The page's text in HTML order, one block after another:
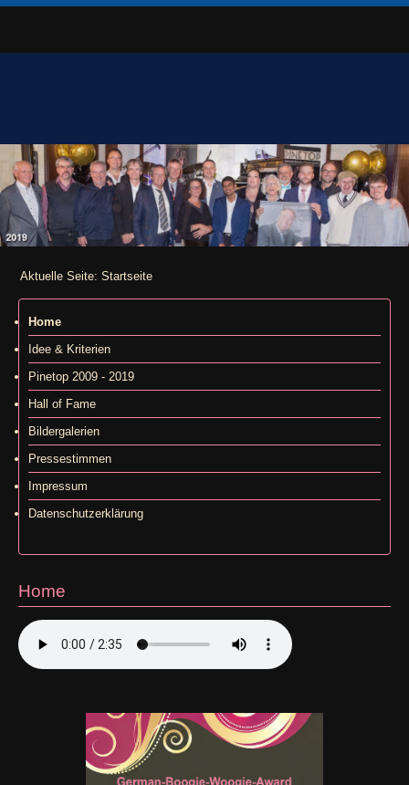
Aktuelle Seite: Startseite
Home
Idee & Kriterien
Pinetop 2009 - 2019
Hall of Fame
Bildergalerien
Pressestimmen
Impressum
Datenschutzerklärung
Home